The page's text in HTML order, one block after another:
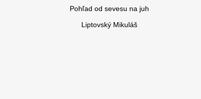
Pohľad od sevesu na juh
Liptovský Mikuláš